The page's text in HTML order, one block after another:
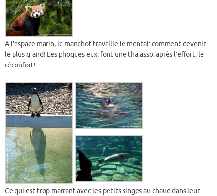
A l’espace marin, le manchot travaille le mental: comment devenir
le plus grand! Les phoques eux, font une thalasso: après l’effort, le
réconfort!
Ce qui est trop marrant avec les petits singes au chaud dans leur